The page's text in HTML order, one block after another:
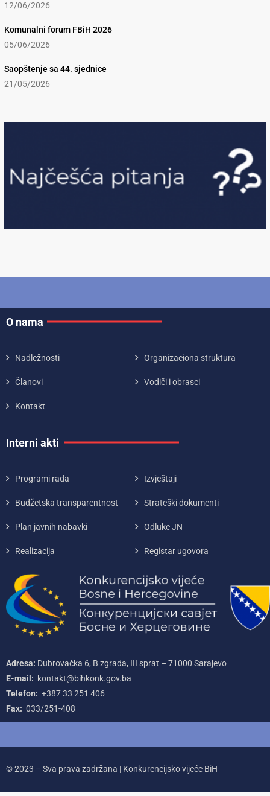
12/06/2026
Komunalni forum FBiH 2026
05/06/2026
Saopštenje sa 44. sjednice
21/05/2026
O nama
Nadležnosti Organizaciona struktura
Članovi Vodiči i obrasci
Kontakt
Interni akti
Programi rada Izvještaji
Budžetska transparentnost Strateški dokumenti
Plan javnih nabavki Odluke JN
Realizacija Registar ugovora
Adresa: Dubrovačka 6, B zgrada, III sprat – 71000‌ Sarajevo
E-mail: kontakt@bihkonk.gov.ba
Telefon: +387‌ 33‌ 251‌ 406
Fax: 033/251-408
© 2023 – Sva prava zadržana | Konkurencijsko vijeće BiH